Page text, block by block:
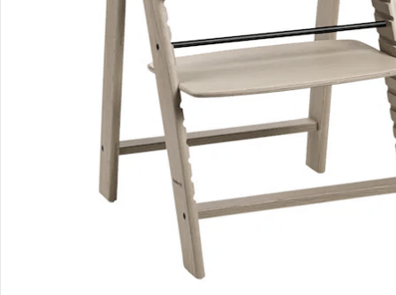
Retoure & Reklamation
Gutscheine & Aktionen
Kontakt & Service
Filialen & Beratung